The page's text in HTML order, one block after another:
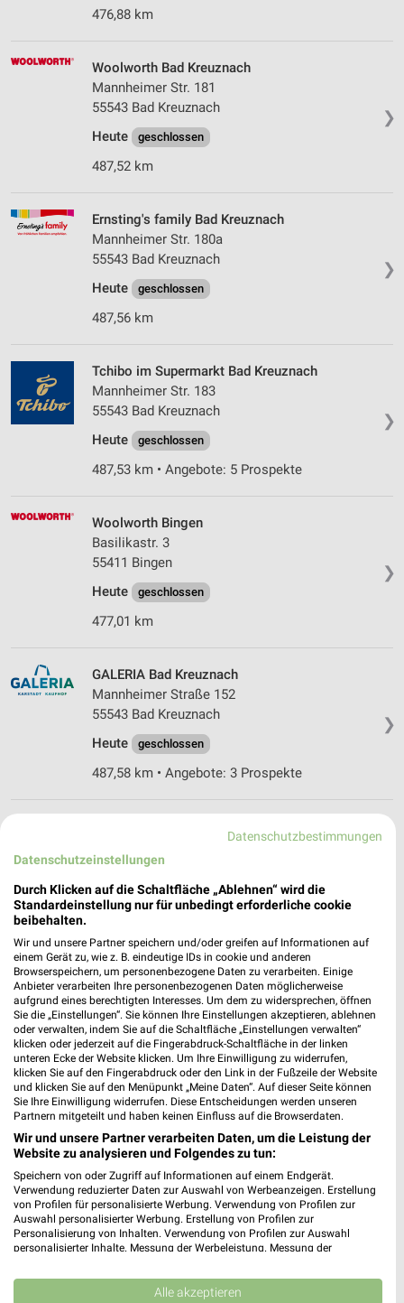
476,88 km
❯
Woolworth Bad Kreuznach
Mannheimer Str. 181
55543 Bad Kreuznach
Heute
geschlossen
487,52 km
❯
Ernsting's family Bad Kreuznach
Mannheimer Str. 180a
55543 Bad Kreuznach
Heute
geschlossen
487,56 km
❯
Tchibo im Supermarkt Bad Kreuznach
Mannheimer Str. 183
55543 Bad Kreuznach
Heute
geschlossen
487,53 km • Angebote: 5 Prospekte
❯
Woolworth Bingen
Basilikastr. 3
55411 Bingen
Heute
geschlossen
477,01 km
❯
GALERIA Bad Kreuznach
Mannheimer Straße 152
55543 Bad Kreuznach
Heute
geschlossen
487,58 km • Angebote: 3 Prospekte
55116 Mainz
Heute geschlossen
Ernsting's family Mainz
Lotharstraße 26
55116 Mainz
Heute geschlossen
453,94 km
Tchibo Filiale Mainz
Betzelsstrasse 11
55116 Mainz
Heute
geschlossen
453,83 km • Angebote: 5 Prospekte
GALERIA Mainz
Datenschutzbestimmungen
Datenschutzeinstellungen
Durch Klicken auf die Schaltfläche „Ablehnen“ wird die
Standardeinstellung nur für unbedingt erforderliche cookie
beibehalten.
Wir und unsere Partner speichern und/oder greifen auf Informationen auf
einem Gerät zu, wie z. B. eindeutige IDs in cookie und anderen
Browserspeichern, um personenbezogene Daten zu verarbeiten. Einige
Anbieter verarbeiten Ihre personenbezogenen Daten möglicherweise
aufgrund eines berechtigten Interesses. Um dem zu widersprechen, öffnen
Sie die „Einstellungen“. Sie können Ihre Einstellungen akzeptieren, ablehnen
oder verwalten, indem Sie auf die Schaltfläche „Einstellungen verwalten“
klicken oder jederzeit auf die Fingerabdruck-Schaltfläche in der linken
unteren Ecke der Website klicken. Um Ihre Einwilligung zu widerrufen,
klicken Sie auf den Fingerabdruck oder den Link in der Fußzeile der Website
und klicken Sie auf den Menüpunkt „Meine Daten“. Auf dieser Seite können
Sie Ihre Einwilligung widerrufen. Diese Entscheidungen werden unseren
Partnern mitgeteilt und haben keinen Einfluss auf die Browserdaten.
Wir und unsere Partner verarbeiten Daten, um die Leistung der
Website zu analysieren und Folgendes zu tun:
Speichern von oder Zugriff auf Informationen auf einem Endgerät.
Verwendung reduzierter Daten zur Auswahl von Werbeanzeigen. Erstellung
von Profilen für personalisierte Werbung. Verwendung von Profilen zur
Auswahl personalisierter Werbung. Erstellung von Profilen zur
Personalisierung von Inhalten. Verwendung von Profilen zur Auswahl
personalisierter Inhalte. Messung der Werbeleistung. Messung der
Kombinationen von Daten aus verschiedenen Quellen. Entwicklung und
Verbesserung der Angebote. Verwendung reduzierter Daten zur Auswahl
Alle akzeptieren